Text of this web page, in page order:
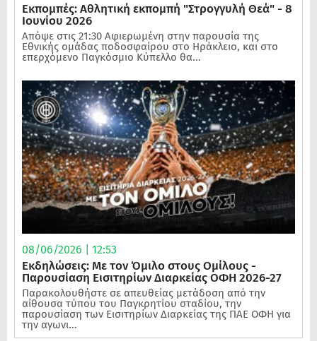
Εκπομπές: Αθλητική εκπομπή "Στρογγυλή Θεά" - 8
Ιουνίου 2026
Απόψε στις 21:30 Αφιερωμένη στην παρουσία της
Εθνικής ομάδας ποδοσφαίρου στο Ηράκλειο, και στο
επερχόμενο Παγκόσμιο Κύπελλο θα...
08/06/2026 | 12:53
Εκδηλώσεις: Με τον Όμιλο στους Ομίλους -
Παρουσίαση Εισιτηρίων Διαρκείας ΟΦΗ 2026-27
Παρακολουθήστε σε απευθείας μετάδοση από την
αίθουσα τύπου του Παγκρητίου σταδίου, την
παρουσίαση των Εισιτηρίων Διαρκείας της ΠΑΕ ΟΦΗ για
την αγωνι...